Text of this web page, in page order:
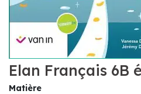
Elan Français 6B
Matière